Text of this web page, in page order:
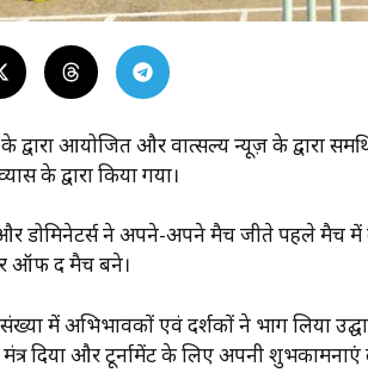
के द्वारा आयोजित और वात्सल्य न्यूज़ के द्वारा
के द्वारा किया गया।
डोमिनेटर्स ने अपने-अपने मैच जीते पहले मैच में
ऑफ द मैच बने।
संख्या में अभिभावकों एवं दर्शकों ने भाग लिया
दिया और टूर्नामेंट के लिए अपनी शुभकामनाएं